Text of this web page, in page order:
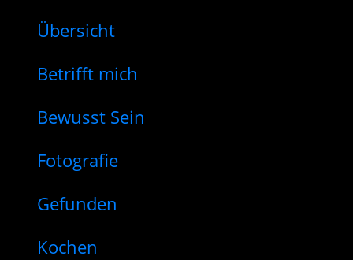
Übersicht
Betrifft mich
Bewusst Sein
Fotografie
Gefunden
Kochen